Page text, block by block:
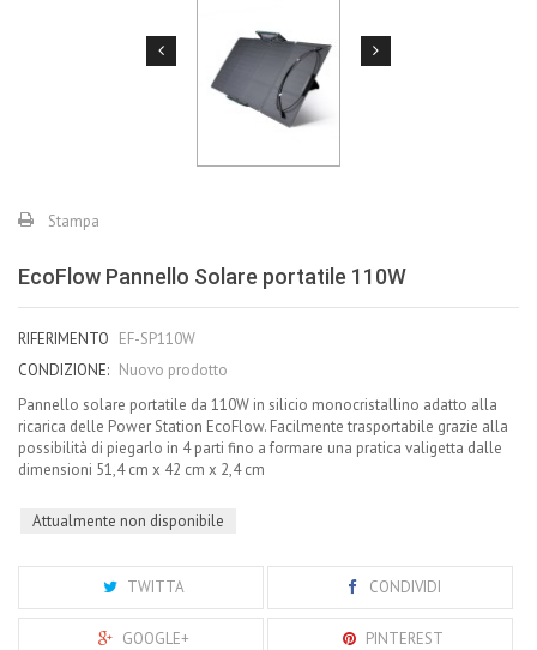
Stampa
EcoFlow Pannello Solare portatile 110W
RIFERIMENTO EF-SP110W
CONDIZIONE: Nuovo prodotto
Pannello solare portatile da 110W in silicio monocristallino adatto alla
ricarica delle Power Station EcoFlow. Facilmente trasportabile grazie alla
possibilità di piegarlo in 4 parti fino a formare una pratica valigetta dalle
dimensioni 51,4 cm x 42 cm x 2,4 cm
Attualmente non disponibile
TWITTA CONDIVIDI
GOOGLE+ PINTEREST